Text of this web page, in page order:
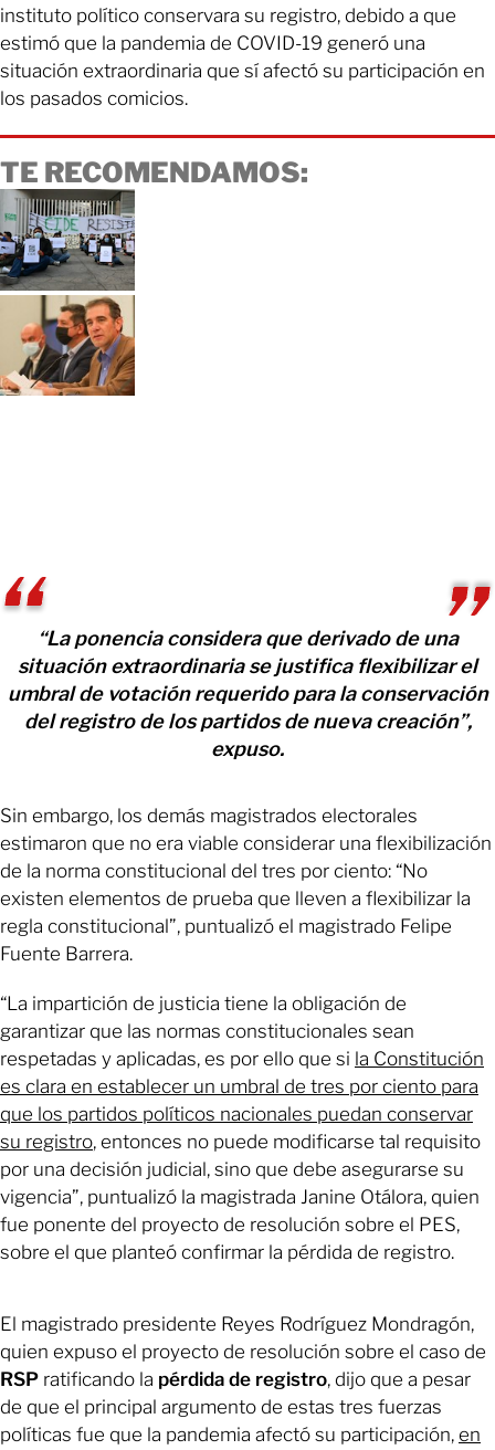
instituto político conservara su registro, debido a que
estimó que la pandemia de COVID-19 generó una
situación extraordinaria que sí afectó su participación en
los pasados comicios.
TE RECOMENDAMOS:
“La ponencia considera que derivado de una
situación extraordinaria se justifica flexibilizar el
umbral de votación requerido para la conservación
del registro de los partidos de nueva creación”,
expuso.
Sin embargo, los demás magistrados electorales
estimaron que no era viable considerar una flexibilización
de la norma constitucional del tres por ciento: “No
existen elementos de prueba que lleven a flexibilizar la
regla constitucional”, puntualizó el magistrado Felipe
Fuente Barrera.
“La impartición de justicia tiene la obligación de
garantizar que las normas constitucionales sean
respetadas y aplicadas, es por ello que si la Constitución
es clara en establecer un umbral de tres por ciento para
que los partidos políticos nacionales puedan conservar
su registro, entonces no puede modificarse tal requisito
por una decisión judicial, sino que debe asegurarse su
vigencia”, puntualizó la magistrada Janine Otálora, quien
fue ponente del proyecto de resolución sobre el PES,
sobre el que planteó confirmar la pérdida de registro.
El magistrado presidente Reyes Rodríguez Mondragón,
quien expuso el proyecto de resolución sobre el caso de
RSP ratificando la pérdida de registro, dijo que a pesar
de que el principal argumento de estas tres fuerzas
políticas fue que la pandemia afectó su participación, en